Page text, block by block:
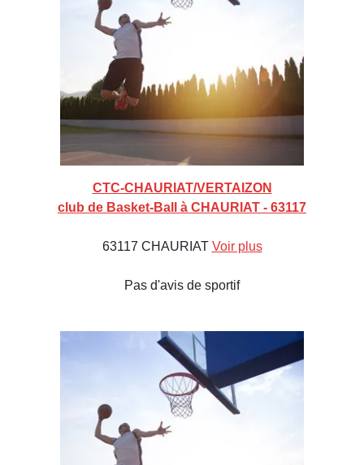
CTC-CHAURIAT/VERTAIZON
club de Basket-Ball à CHAURIAT - 63117
63117 CHAURIAT Voir plus
Pas d'avis de sportif